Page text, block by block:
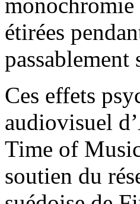
étirées
Ces effets
audiovisuel d’
Time of
soutien du